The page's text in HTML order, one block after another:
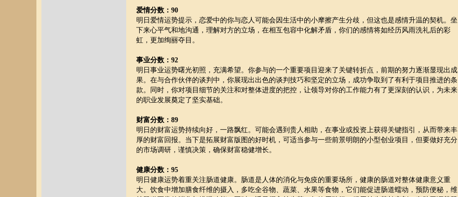
爱情分数：90
明日爱情运势提示，恋爱中的你与恋人可能会因生活中的小摩擦产生分歧，但这也是感情升温的契机。坐
下来心平气和地沟通，理解对方的立场，在相互包容中化解矛盾，你们的感情将如经历风雨洗礼后的彩
虹，更加绚丽夺目。
事业分数：92
明日事业运势曙光初照，充满希望。你参与的一个重要项目迎来了关键转折点，前期的努力逐渐显现出成
果。在与合作伙伴的谈判中，你展现出出色的谈判技巧和坚定的立场，成功争取到了有利于项目推进的条
款。同时，你对项目细节的关注和对整体进度的把控，让领导对你的工作能力有了更深刻的认识，为未来
的职业发展奠定了坚实基础。
财富分数：89
明日的财富运势持续向好，一路飘红。可能会遇到贵人相助，在事业或投资上获得关键指引，从而带来丰
厚的财富回报。当下是拓展财富版图的好时机，可适当参与一些前景明朗的小型创业项目，但要做好充分
的市场调研，谨慎决策，确保财富稳健增长。
健康分数：95
明日健康运势着重关注肠道健康。肠道是人体的消化与免疫的重要场所，健康的肠道对整体健康意义重
大。饮食中增加膳食纤维的摄入，多吃全谷物、蔬菜、水果等食物，它们能促进肠道蠕动，预防便秘，维